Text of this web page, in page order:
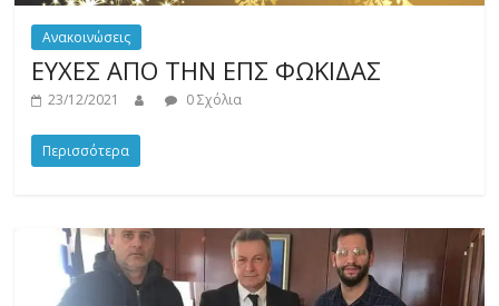
Ανακοινώσεις
ΕΥΧΕΣ ΑΠΟ ΤΗΝ ΕΠΣ ΦΩΚΙΔΑΣ
23/12/2021 0 Σχόλια
Περισσότερα